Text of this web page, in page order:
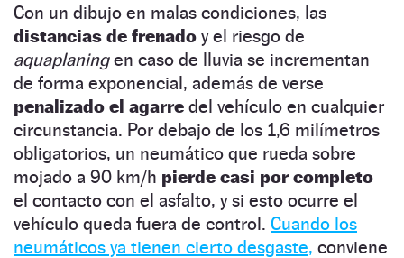
Con un dibujo en malas condiciones, las
distancias de frenado y el riesgo de
aquaplaningen caso de lluvia se incrementan
de forma exponencial, además de verse
penalizado el agarre del vehículo en cualquier
circunstancia. Por debajo de los 1,6 milímetros
obligatorios, un neumático que rueda sobre
mojado a 90 km/h pierde casi por completo
el contacto con el asfalto, y si esto ocurre el
vehículo queda fuera de control. Cuando los
neumáticos ya tienen cierto desgaste, conviene